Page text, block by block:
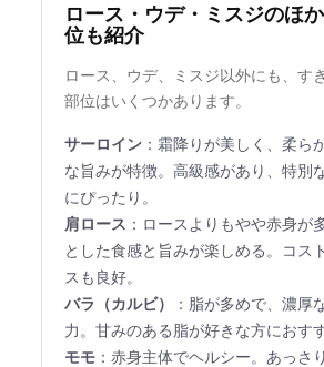
ロース・ウデ・ミスジのほ
位も紹介
ロース、ウデ、ミスジ以外にも、す
部位はいくつかあります。
サーロイン ：霜降りが美しく、柔ら
な旨みが特徴。高級感があり、特別
にぴったり。
肩ロース ：ロースよりもやや赤身が
とした食感と旨みが楽しめる。コス
スも良好。
バラ（カルビ）
：脂が多めで、濃厚
力。甘みのある脂が好きな方におす
モモ ：赤身主体でヘルシー。あっさ